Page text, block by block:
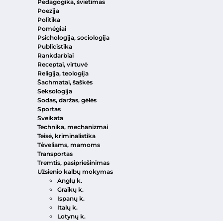
Pedagogika, švietimas
Poezija
Politika
Pomėgiai
Psichologija, sociologija
Publicistika
Rankdarbiai
Receptai, virtuvė
Religija, teologija
Šachmatai, šaškės
Seksologija
Sodas, daržas, gėlės
Sportas
Sveikata
Technika, mechanizmai
Teisė, kriminalistika
Tėveliams, mamoms
Transportas
Tremtis, pasipriešinimas
Užsienio kalbų mokymas
Anglų k.
Graikų k.
Ispanų k.
Italų k.
Lotynų k.